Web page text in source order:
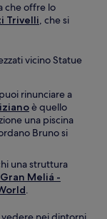
che offre lo
Trivelli, che si
vicino Statue
rinunciare a
è quello
una piscina
Bruno si
una struttura
Meliá -
.